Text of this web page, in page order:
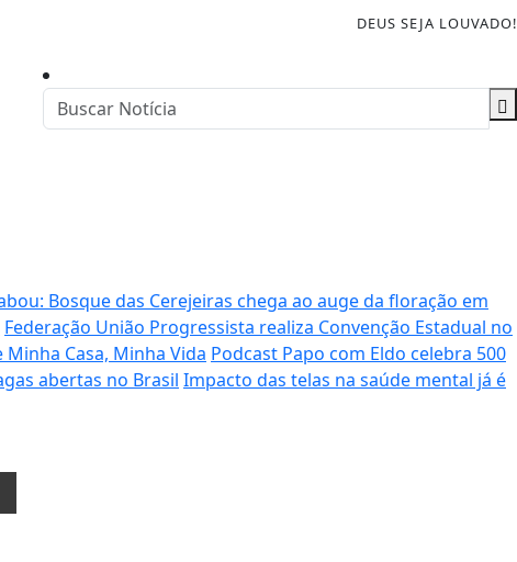
DEUS SEJA LOUVADO!
Bosque das Cerejeiras chega ao auge da floração em
Federação União Progressista realiza Convenção Estadual no
Casa, Minha Vida Podcast Papo com Eldo celebra 500
abertas no Brasil Impacto das telas na saúde mental já é